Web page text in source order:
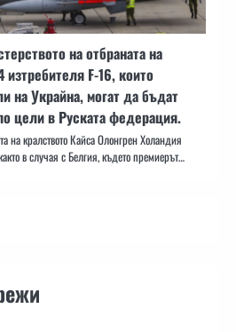
на отбраната на
F-16, които
на Украйна, могат да бъдат
цели в Руската федерация.
на кралството Кайса Олонгрен Холандия
в случая с Белгия, където премиерът…